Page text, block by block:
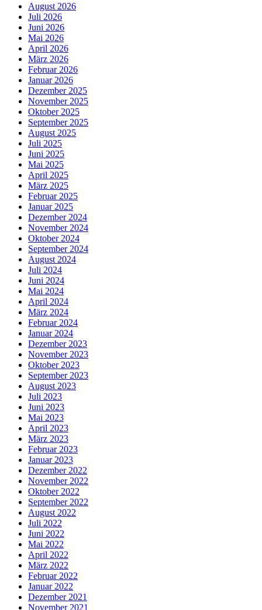
August 2026
Juli 2026
Juni 2026
Mai 2026
April 2026
März 2026
Februar 2026
Januar 2026
Dezember 2025
November 2025
Oktober 2025
September 2025
August 2025
Juli 2025
Juni 2025
Mai 2025
April 2025
März 2025
Februar 2025
Januar 2025
Dezember 2024
November 2024
Oktober 2024
September 2024
August 2024
Juli 2024
Juni 2024
Mai 2024
April 2024
März 2024
Februar 2024
Januar 2024
Dezember 2023
November 2023
Oktober 2023
September 2023
August 2023
Juli 2023
Juni 2023
Mai 2023
April 2023
März 2023
Februar 2023
Januar 2023
Dezember 2022
November 2022
Oktober 2022
September 2022
August 2022
Juli 2022
Juni 2022
Mai 2022
April 2022
März 2022
Februar 2022
Januar 2022
Dezember 2021
November 2021